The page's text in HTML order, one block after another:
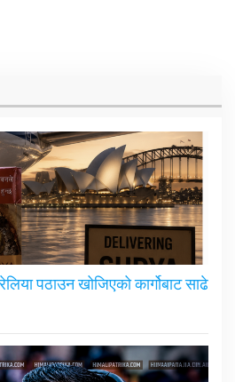
पठाउन खोजिएको कार्गोबाट साढे